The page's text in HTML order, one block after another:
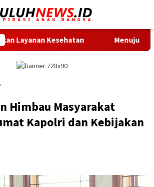
Menuju Race Day, City
Himbau Masyarakat
Kapolri dan Kebijakan